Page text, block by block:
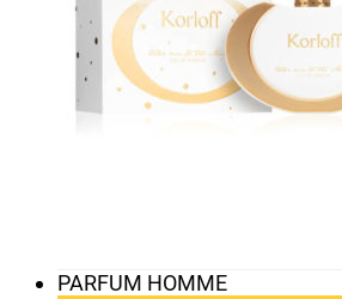
PARFUM HOMME